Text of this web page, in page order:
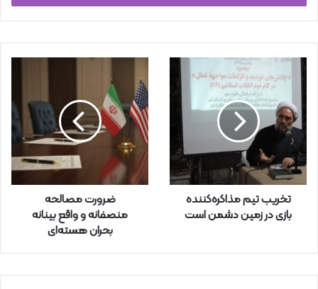
ا
ی
ل
و
ر
تخریب تیم مذاکره‌کننده
بازی در زمین دشمن است
ضرورت مصالحه
منصفانه و واقع بینانه‌
بحران هسته‌ای